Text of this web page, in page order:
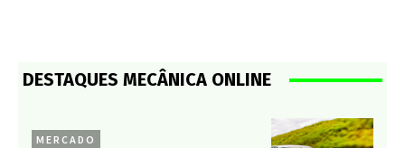
DESTAQUES MECÂNICA ONLINE
MERCADO